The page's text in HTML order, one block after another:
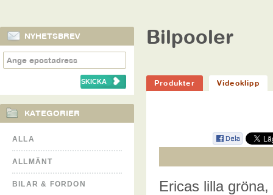
NYHETSBREV
KATEGORIER
ALLA
ALLMÄNT
BILAR & FORDON
Bilpooler
Produkter Videoklipp
Ericas lilla gröna,